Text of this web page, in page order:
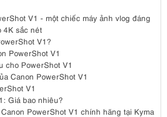
V1 - một chiếc máy ảnh vlog đáng
4K sắc nét
V1?
PowerShot V1
cho PowerShot V1
Canon PowerShot V1
V1
Giá bao nhiêu?
PowerShot V1 chính hãng tại Kyma